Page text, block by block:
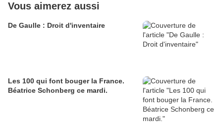
Vous aimerez aussi
De Gaulle : Droit d'inventaire
Les 100 qui font bouger la France.
Béatrice Schonberg ce mardi.